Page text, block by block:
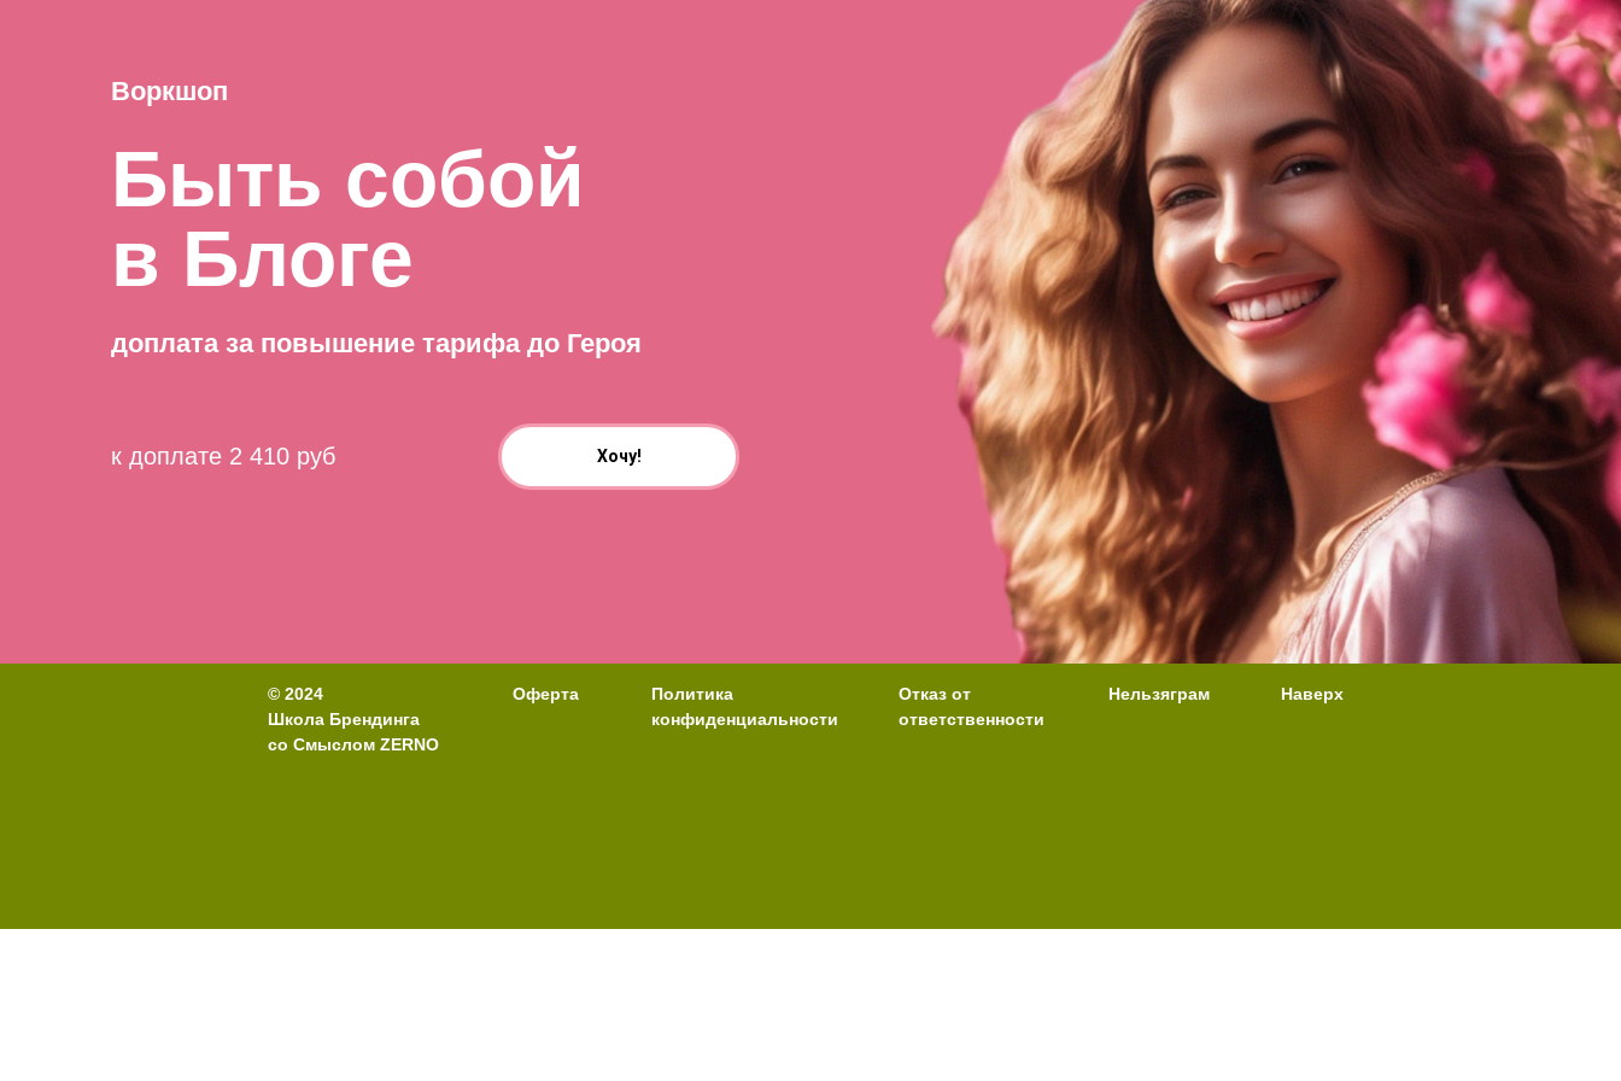
Быть собой
в Блоге
доплата за повышение тарифа до Героя
Хочу!
Воркшоп
к доплате 2 410 руб
© 2024
Школа Брендинга
со Смыслом ZERNO
Политика
конфиденциальности
Отказ от
ответственности
Нельзяграм Наверх
Оферта